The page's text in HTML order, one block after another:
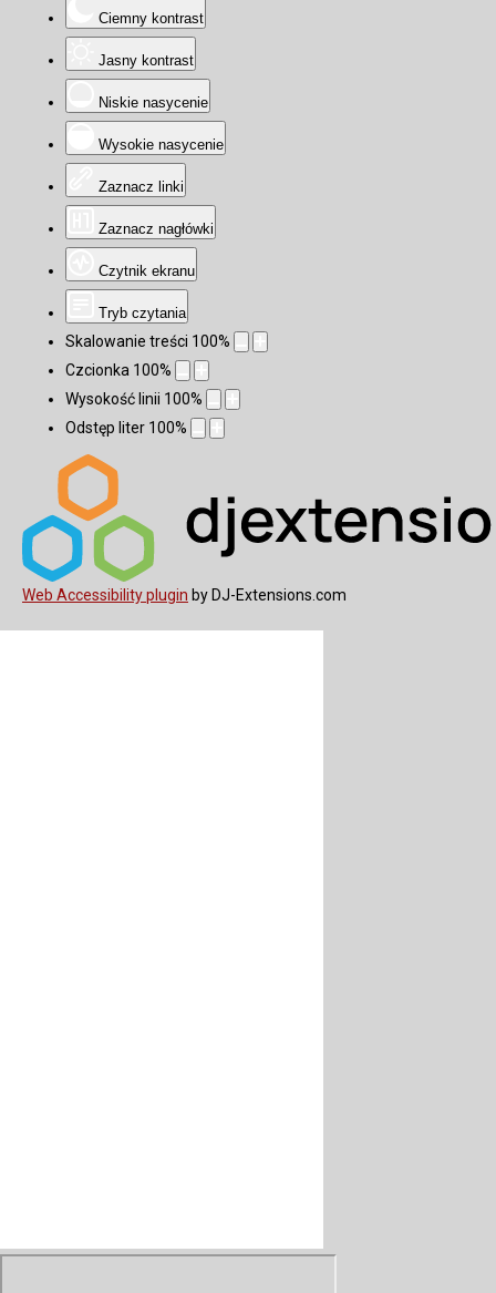
Ciemny kontrast
Jasny kontrast
Niskie nasycenie
Wysokie nasycenie
Zaznacz linki
Zaznacz nagłówki
Czytnik ekranu
Tryb czytania
Skalowanie treści 100%
Czcionka 100%
Wysokość linii 100%
Odstęp liter 100%
Web Accessibility plugin by DJ-Extensions.com